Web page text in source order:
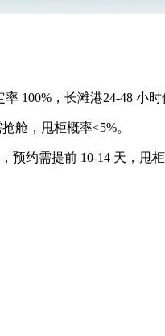
，长滩港24-48 小时
舱，甩柜概率<5%。
需提前 10-14 天，甩柜